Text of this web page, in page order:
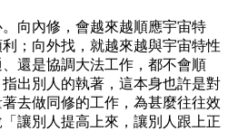
向內修，會越來越順應宇宙特
；向外找，就越來越與宇宙特性
還是協調大法工作，都不會順
出別人的執著，這本身也許是對
去做同修的工作，為甚麼往往效
讓別人提高上來，讓別人跟上正